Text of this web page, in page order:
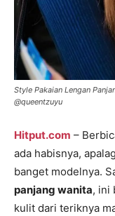
Style Pakaian Lengan
@queentzuyu
Hitput.com –
ada habisnya,
banget modelnya.
panjang wanita, ini
kulit dari teriknya